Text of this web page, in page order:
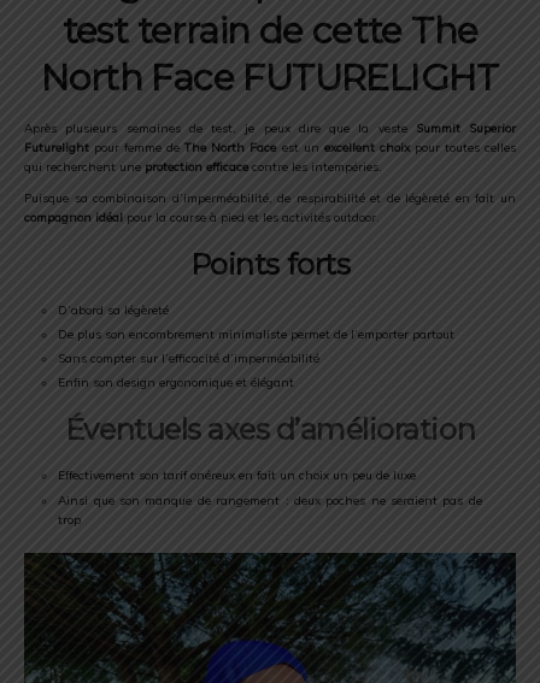
test terrain de cette The
North Face FUTURELIGHT
Après plusieurs semaines de test, je peux dire que la veste Summit Superior
Futurelight pour femme deThe North Faceest un excellent choixpour toutes celles
qui recherchent une protection efficacecontre les intempéries.
Puisque sa combinaison d’imperméabilité, de respirabilité et de légèreté en fait un
compagnon idéal pour la course à pied et les activités outdoor.
Points forts
D’abord sa légèreté
De plus son encombrement minimaliste permet de l’emporter partout
Sans compter sur l’efficacité d’imperméabilité
Enfin son design ergonomique et élégant
Éventuels axes d’amélioration
Effectivement son tarif onéreux en fait un choix un peu de luxe
Ainsi que son manque de rangement : deux poches ne seraient pas de
trop